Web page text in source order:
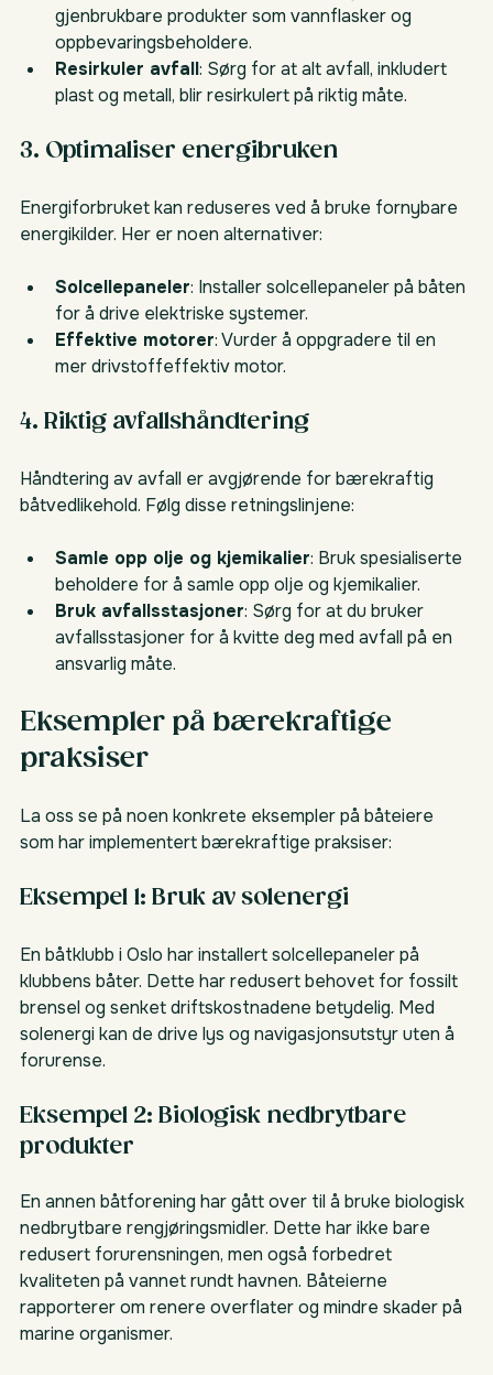
gjenbrukbare produkter som vannflasker og
oppbevaringsbeholdere.
Resirkuler avfall: Sørg for at alt avfall, inkludert
plast og metall, blir resirkulert på riktig måte.
3. Optimaliser energibruken
Energiforbruket kan reduseres ved å bruke fornybare
energikilder. Her er noen alternativer:
Solcellepaneler: Installer solcellepaneler på båten
for å drive elektriske systemer.
Effektive motorer: Vurder å oppgradere til en
mer drivstoffeffektiv motor.
4. Riktig avfallshåndtering
Håndtering av avfall er avgjørende for bærekraftig
båtvedlikehold. Følg disse retningslinjene:
Samle opp olje og kjemikalier: Bruk spesialiserte
beholdere for å samle opp olje og kjemikalier.
Bruk avfallsstasjoner: Sørg for at du bruker
avfallsstasjoner for å kvitte deg med avfall på en
ansvarlig måte.
Eksempler på bærekraftige
praksiser
La oss se på noen konkrete eksempler på båteiere
som har implementert bærekraftige praksiser:
Eksempel 1: Bruk av solenergi
En båtklubb i Oslo har installert solcellepaneler på
klubbens båter. Dette har redusert behovet for fossilt
brensel og senket driftskostnadene betydelig. Med
solenergi kan de drive lys og navigasjonsutstyr uten å
forurense.
Eksempel 2: Biologisk nedbrytbare
produkter
En annen båtforening har gått over til å bruke biologisk
nedbrytbare rengjøringsmidler. Dette har ikke bare
redusert forurensningen, men også forbedret
kvaliteten på vannet rundt havnen. Båteierne
rapporterer om renere overflater og mindre skader på
marine organismer.